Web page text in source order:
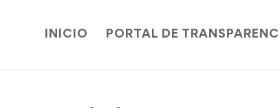
INICIO PORTAL DE